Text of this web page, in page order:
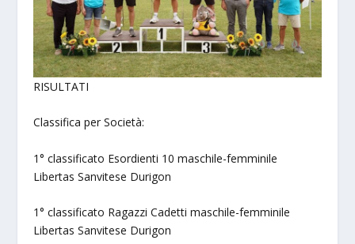
RISULTATI
Classifica per Società:
1° classificato Esordienti 10 maschile-femminile
Libertas Sanvitese Durigon
1° classificato Ragazzi Cadetti maschile-femminile
Libertas Sanvitese Durigon